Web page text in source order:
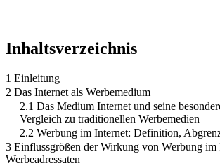
Inhaltsverzeichnis
1 Einleitung
2 Das Internet als Werbemedium
2.1 Das Medium Internet und seine
Vergleich zu traditionellen Werbemedien
2.2 Werbung im Internet: Definition,
3 Einflussgrößen der Wirkung von Werbung im
Werbeadressaten